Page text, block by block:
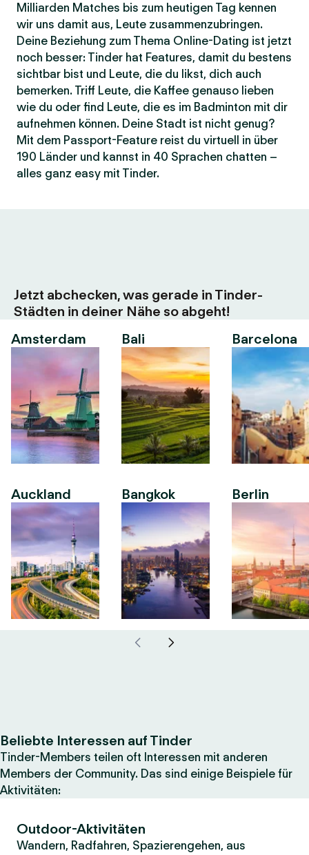
Milliarden Matches bis zum heutigen Tag kennen
wir uns damit aus, Leute zusammenzubringen.
Deine Beziehung zum Thema Online-Dating ist jetzt
noch besser: Tinder hat Features, damit du bestens
sichtbar bist und Leute, die du likst, dich auch
bemerken. Triff Leute, die Kaffee genauso lieben
wie du oder find Leute, die es im Badminton mit dir
aufnehmen können. Deine Stadt ist nicht genug?
Mit dem Passport-Feature reist du virtuell in über
190 Länder und kannst in 40 Sprachen chatten –
alles ganz easy mit Tinder.
Jetzt abchecken, was gerade in Tinder-
Städten in deiner Nähe so abgeht!
Amsterdam
Auckland
Bali
Bangkok
Barcelona
Berlin
Beliebte Interessen auf Tinder
Tinder-Members teilen oft Interessen mit anderen
Members der Community. Das sind einige Beispiele für
Aktivitäten:
Outdoor-Aktivitäten
Wandern, Radfahren, Spazierengehen, aus